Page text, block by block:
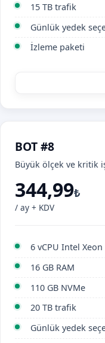
15 TB trafik
Günlük yedek
İzleme paketi
BOT #8
Büyük ölçek ve kritik
344,99₺
/ ay + KDV
6 vCPU Intel Xeon
16 GB RAM
110 GB NVMe
20 TB trafik
Günlük yedek